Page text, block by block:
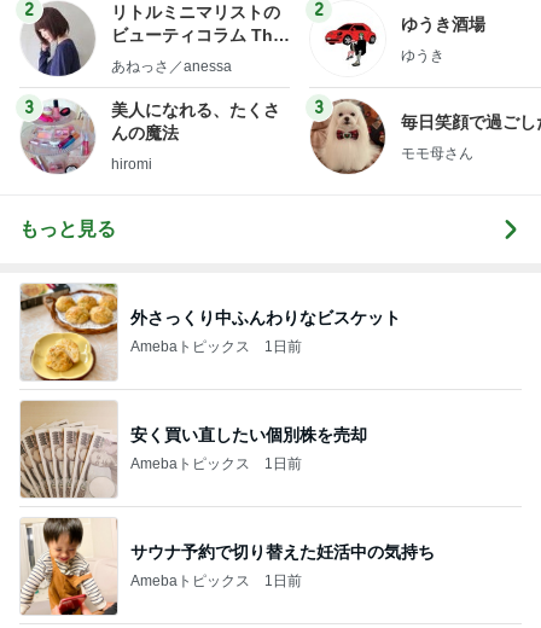
2
リトルミニマリストの
ビューティコラム The
little minimalist's bea
あねっさ／anessa
3
美人になれる、たくさ
んの魔法
hiromi
2
ゆうき酒場
ゆうき
3
毎日笑顔で過ごし
モモ母さん
もっと見る
外さっくり中ふんわりなビスケット
Amebaトピックス 1日前
安く買い直したい個別株を売却
Amebaトピックス 1日前
サウナ予約で切り替えた妊活中の気持ち
Amebaトピックス 1日前